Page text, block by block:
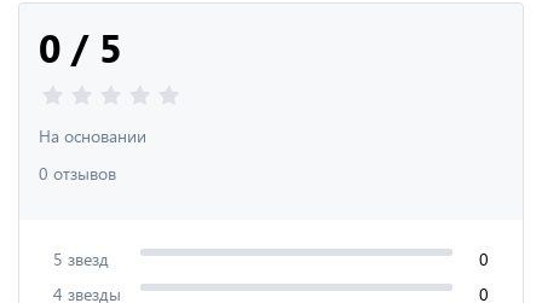
0 / 5
На основании
0 отзывов
5 звезд
0
4 звезды
0